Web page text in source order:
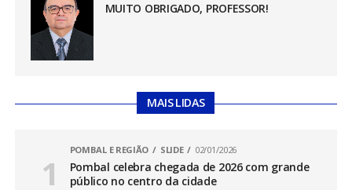
MUITO OBRIGADO, PROFESSOR!
MAIS LIDAS
POMBAL E REGIÃO SLIDE 02/01/2026
Pombal celebra chegada de 2026 com grande
público no centro da cidade